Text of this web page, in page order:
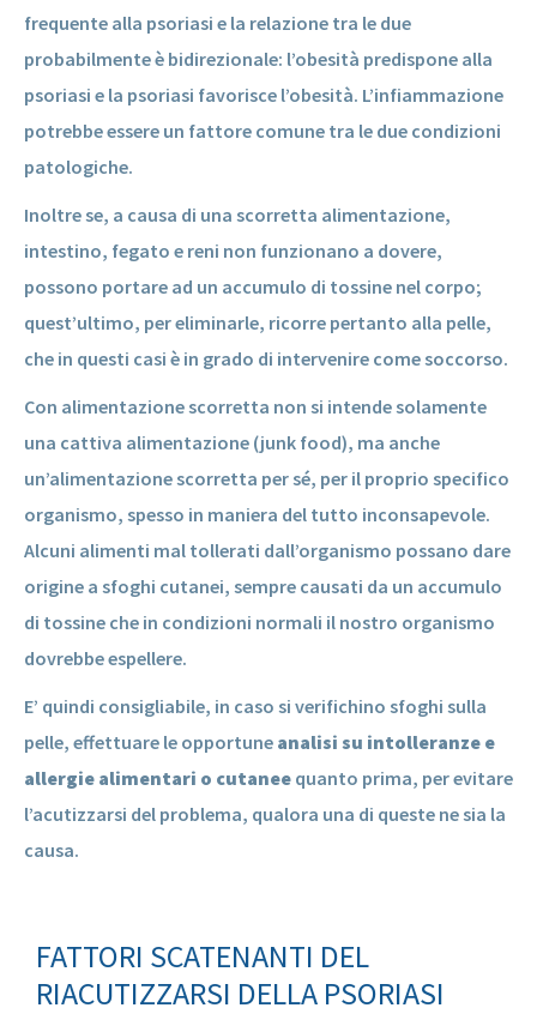
frequente alla psoriasi e la relazione tra le due
probabilmente è bidirezionale: l’obesità predispone alla
psoriasi e la psoriasi favorisce l’obesità. L’infiammazione
potrebbe essere un fattore comune tra le due condizioni
patologiche.
Inoltre se, a causa di una scorretta alimentazione,
intestino, fegato e reni non funzionano a dovere,
possono portare ad un accumulo di tossine nel corpo;
quest’ultimo, per eliminarle, ricorre pertanto alla pelle,
che in questi casi è in grado di intervenire come soccorso.
Con alimentazione scorretta non si intende solamente
una cattiva alimentazione (junk food), ma anche
un’alimentazione scorretta per sé, per il proprio specifico
organismo, spesso in maniera del tutto inconsapevole.
Alcuni alimenti mal tollerati dall’organismo possano dare
origine a sfoghi cutanei, sempre causati da un accumulo
di tossine che in condizioni normali il nostro organismo
dovrebbe espellere.
E’ quindi consigliabile, in caso si verifichino sfoghi sulla
pelle, effettuare le opportune analisi su intolleranze e
allergie alimentari o cutanee quanto prima, per evitare
l’acutizzarsi del problema, qualora una di queste ne sia la
causa.
FATTORI SCATENANTI DEL
RIACUTIZZARSI DELLA PSORIASI